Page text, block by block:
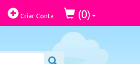
Criar Conta (0)